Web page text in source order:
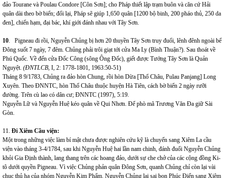
đảo Tourane và Poulau Condore [Côn Sơn]; cho Pháp thiết lập trạm buôn và căn cứ Hải
quân dài theo bờ biển; đổi lại, Pháp sẽ giúp 1,650 quân [1200 bộ binh, 200 pháo thủ, 250 da
đen], chiến hạm, đại bác, khí giới đánh nhau với Tây Sơn.
10. Pigneau đi rồi, Nguyễn Chủng bị hơn 20 thuyền Tây Sơn truy đuổi, lênh đênh ngoài bể
Đông suốt 7 ngày, 7 đêm. Chủng phải trôi giạt tới cửa Ma Ly (Bình Thuận?). Sau thoát về
Phú Quốc. Về đến cửa Đốc Công (sông Ông Đốc), giết được Tướng Tây Sơn là Quản
Nguyệt. (ĐNTLCB, I, 2: 1778-1801, 1963:50-51)
Tháng 8 9/1783, Chủng ra đảo hòn Chung, rồi hòn Dừa [Thổ Châu, Pulau Panjang] Long
Xuyên. Theo ĐNNTC, hòn Thổ Châu thuộc huyện Hà Tiên, cách bờ biển 2 ngày rưỡi
đường. Trên cù lao có dân cư; ĐNNTC (1997), 5:19.
Nguyễn Lữ và Nguyễn Huệ kéo quân về Qui Nhơn. Để phò mã Trương Văn Đa giữ Sài
Gòn.
11. Đi Xiêm Cầu viện:
Một trong những việc làm bí mật chưa được nghiên cứu kỹ là chuyến sang Xiêm La cầu
viện vào tháng 3-4/1784, sau khi Nguyễn Huệ hai lần nam chinh, đánh đuổi Nguyễn Chủng
khỏi Gia Định thành, lang thang trên các hoang đảo, dưới sự che chở của các cộng đồng Ki-
tô dưới quyền Pigneau. Vì việc Chủng phản quân Đông Sơn, quanh Chủng chỉ còn lại vài
chục thủ hạ của nhóm Nguyễn Kim Phẩm. Nguyễn Chủng lại sai bọn Phúc Điển sang Xiêm